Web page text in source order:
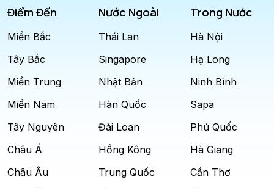
Điểm Đến
Miền Bắc
Tây Bắc
Miền Trung
Miền Nam
Tây Nguyên
Châu Á
Châu Âu
Nước Ngoài
Thái Lan
Singapore
Nhật Bản
Hàn Quốc
Đài Loan
Hồng Kông
Trung Quốc
Trong Nước
Hà Nội
Hạ Long
Ninh Bình
Sapa
Phú Quốc
Hà Giang
Cần Thơ